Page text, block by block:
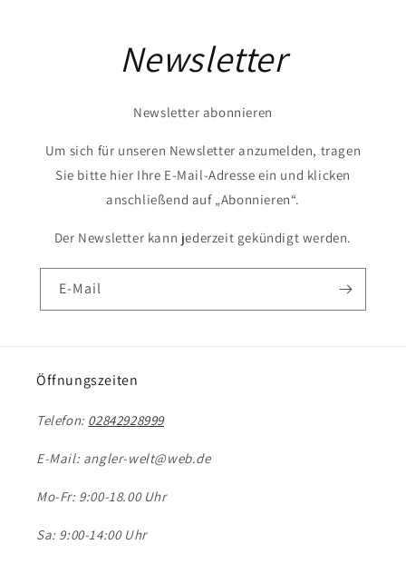
Newsletter
Newsletter abonnieren
Um sich für unseren Newsletter anzumelden, tragen
Sie bitte hier Ihre E-Mail-Adresse ein und klicken
anschließend auf „Abonnieren“.
Der Newsletter kann jederzeit gekündigt werden.
E-Mail
Öffnungszeiten
Telefon: 02842928999
E-Mail: angler-welt@web.de
Mo-Fr: 9:00-18.00 Uhr
Sa: 9:00-14:00 Uhr